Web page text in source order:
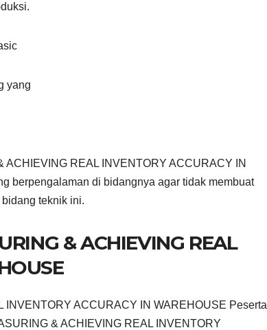
yang
REAL INVENTORY ACCURACY IN
berpengalaman di bidangnya agar tidak membuat
teknik ini.
& ACHIEVING REAL
ACCURACY IN WAREHOUSE Peserta
& ACHIEVING REAL INVENTORY